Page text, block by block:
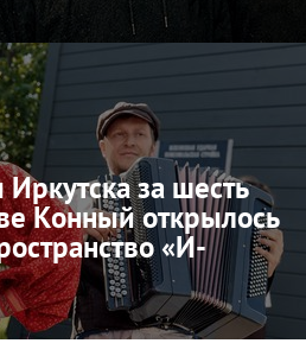
за шесть
Конный открылось
«И-